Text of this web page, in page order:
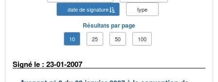
date de signature
type
Résultats par page
10 25 50 100
Signé le : 23-01-2007